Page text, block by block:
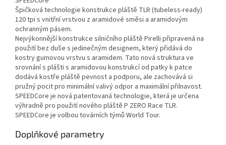
Špičková technologie konstrukce pláště TLR (tubeless-ready)
120 tpi s vnitřní vrstvou z aramidové směsi a aramidovým
ochranným pásem.
Nejvýkonnější konstrukce silničního pláště Pirelli připravená na
použití bez duše s jedinečným designem, který přidává do
kostry gumovou vrstvu s aramidem. Tato nová struktura ve
srovnání s plášti s aramidovou konstrukcí od patky k patce
dodává kostře pláště pevnost a podporu, ale zachovává si
pružný pocit pro minimální valivý odpor a maximální přilnavost.
SPEEDCore je nová patentovaná technologie, která je určena
výhradně pro použití nového pláště P ZERO Race TLR.
SPEEDCore je volbou továrních týmů World Tour.
Doplňkové parametry